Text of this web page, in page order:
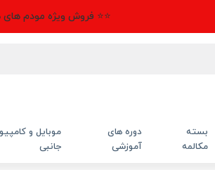
⭐⭐ فروش ویژه مودم های
بسته
مکالمه
دوره های
آموزشی
موبایل و
جانبی